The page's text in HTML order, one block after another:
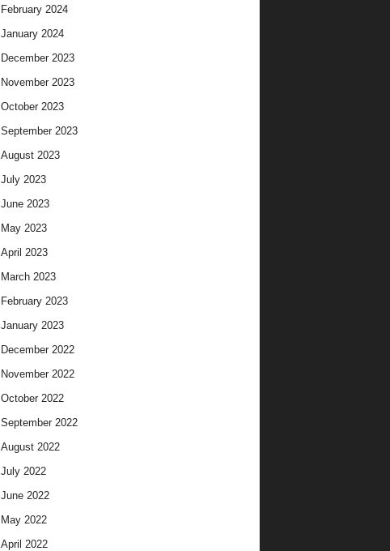
February 2024
January 2024
December 2023
November 2023
October 2023
September 2023
August 2023
July 2023
June 2023
May 2023
April 2023
March 2023
February 2023
January 2023
December 2022
November 2022
October 2022
September 2022
August 2022
July 2022
June 2022
May 2022
April 2022